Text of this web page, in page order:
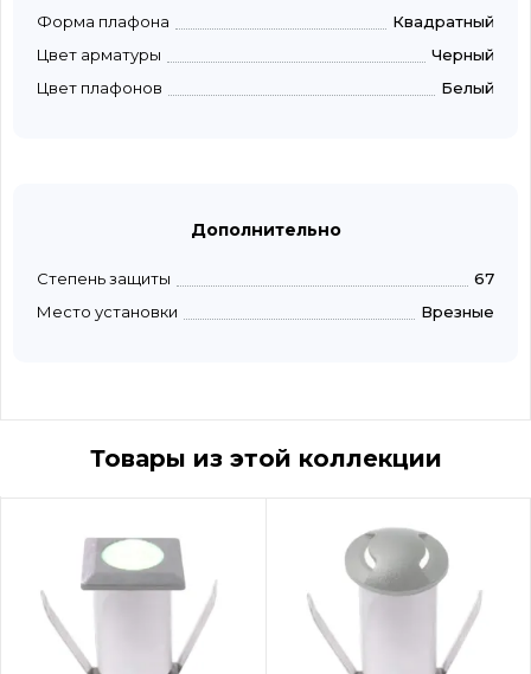
Форма плафона
Квадратный
Цвет арматуры
Черный
Цвет плафонов
Белый
Дополнительно
Степень защиты
67
Место установки
Врезные
Товары из этой коллекции